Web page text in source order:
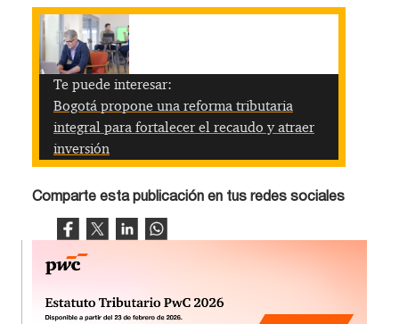
Te puede interesar:
Bogotá propone una reforma tributaria
integral para fortalecer el recaudo y atraer
inversión
Comparte esta publicación en tus redes sociales